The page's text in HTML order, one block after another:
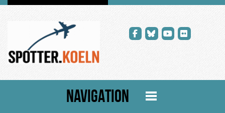
NAVIGATION